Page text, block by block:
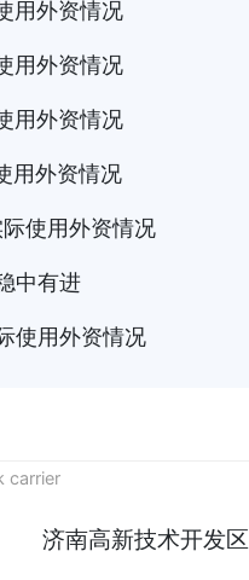
用外资情况
用外资情况
用外资情况
用外资情况
使用外资情况
中有进
使用外资情况
carrier
济南高新技术开发区